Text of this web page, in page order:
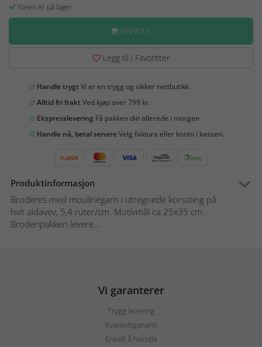
Varen er på lager
HANDLE
Legg til i Favoritter
Handle trygtVi er en trygg og sikker nettbutikk.
Alltid fri fraktVed kjøp over 799 kr.
Ekspresslevering Få pakken din allerede i morgen.
Handle nå, betal senereVelg faktura eller konto i kassen.
Produktinformasjon
Broderes med moulinégarn i utregnede korssting på
hvit aidavev, 5,4 ruter/cm. Motivmål ca 25x35 cm.
Broderipakken levere...
Vi garanterer
Trygg levering
Kvalitetsgaranti
Enkelt å handle